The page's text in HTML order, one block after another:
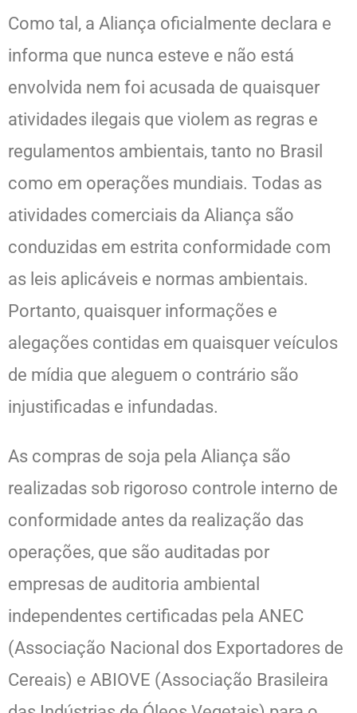
Como tal, a Aliança oficialmente declara e
informa que nunca esteve e não está
envolvida nem foi acusada de quaisquer
atividades ilegais que violem as regras e
regulamentos ambientais, tanto no Brasil
como em operações mundiais. Todas as
atividades comerciais da Aliança são
conduzidas em estrita conformidade com
as leis aplicáveis e normas ambientais.
Portanto, quaisquer informações e
alegações contidas em quaisquer veículos
de mídia que aleguem o contrário são
injustificadas e infundadas.
As compras de soja pela Aliança são
realizadas sob rigoroso controle interno de
conformidade antes da realização das
operações, que são auditadas por
empresas de auditoria ambiental
independentes certificadas pela ANEC
(Associação Nacional dos Exportadores de
Cereais) e ABIOVE (Associação Brasileira